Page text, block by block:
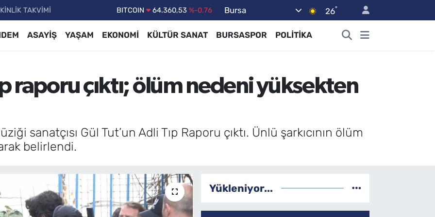
TAKVİMİ BITCOIN 64.360,53 %-0.76
55,0317
GRAM ALTIN
BİST100
13.887 %64
Bursa 26°
ASAYİŞ YAŞAM EKONOMİ KÜLTÜR SANAT BURSASPOR POLİTİKA
raporu çıktı; ölüm nedeni yüksekten
sanatçısı Gül Tut’un Adli Tıp Raporu çıktı. Ünlü şarkıcının ölüm
belirlendi.
Yükleniyor...